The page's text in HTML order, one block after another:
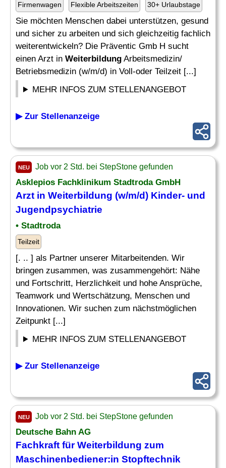
Firmenwagen Flexible Arbeitszeiten 30+ Urlaubstage
Sie möchten Menschen dabei unterstützen, gesund
und sicher zu arbeiten und sich gleichzeitig fachlich
weiterentwickeln? Die Präventic Gmb H sucht
einen Arzt in Weiterbildung Arbeitsmedizin/
Betriebsmedizin (w/m/d) in Voll-oder Teilzeit [...]
MEHR INFOS ZUM STELLENANGEBOT
▶ Zur Stellenanzeige
NEU Job vor 2 Std. bei StepStone gefunden
Asklepios Fachklinikum Stadtroda GmbH
Arzt in Weiterbildung (w/m/d) Kinder- und
Jugendpsychiatrie
• Stadtroda
Teilzeit
[. .. ] als Partner unserer Mitarbeitenden. Wir
bringen zusammen, was zusammengehört: Nähe
und Fortschritt, Herzlichkeit und hohe Ansprüche,
Teamwork und Wertschätzung, Menschen und
Innovationen. Wir suchen zum nächstmöglichen
Zeitpunkt [...]
MEHR INFOS ZUM STELLENANGEBOT
▶ Zur Stellenanzeige
NEU Job vor 2 Std. bei StepStone gefunden
Deutsche Bahn AG
Fachkraft fürWeiterbildung zum
Maschinenbediener:in Stopftechnik